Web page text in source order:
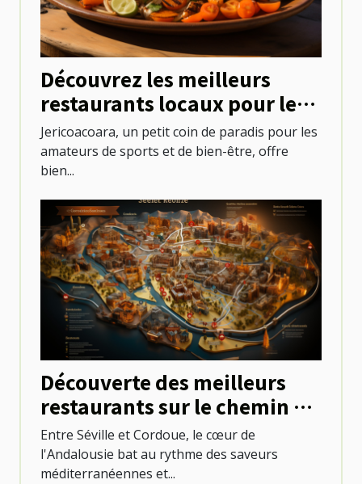
Découvrez les meilleurs
restaurants locaux pour les
sportifs à Jericoacoara
Jericoacoara, un petit coin de paradis pour les
amateurs de sports et de bien-être, offre
bien...
Découverte des meilleurs
restaurants sur le chemin de
Séville à Cordoue
Entre Séville et Cordoue, le cœur de
l'Andalousie bat au rythme des saveurs
méditerranéennes et...